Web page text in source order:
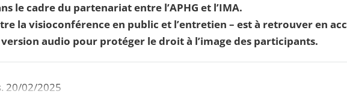
le cadre du partenariat entre l’APHG et l’IMA.
la visioconférence en public et l’entretien – est à retrouver en
audio pour protéger le droit à l’image des participants.
20/02/2025